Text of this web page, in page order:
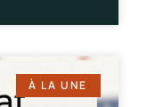
À LA UNE